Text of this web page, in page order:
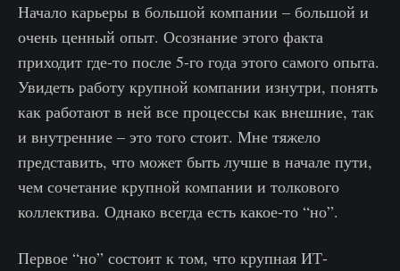
Начало карьеры в большой компании – большой и
очень ценный опыт. Осознание этого факта
приходит где-то после 5-го года этого самого опыта.
Увидеть работу крупной компании изнутри, понять
как работают в ней все процессы как внешние, так
и внутренние – это того стоит. Мне тяжело
представить, что может быть лучше в начале пути,
чем сочетание крупной компании и толкового
коллектива. Однако всегда есть какое-то “но”.
Первое “но” состоит к том, что крупная ИТ-